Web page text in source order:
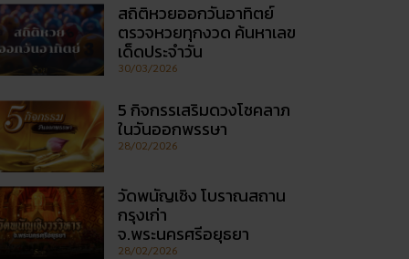
สถิติหวยออกวันอาทิตย์
ตรวจหวยทุกงวด ค้นหาเลข
เด็ดประจำวัน
30/03/2026
5 กิจกรรเสริมดวงโชคลาภ
ในวันออกพรรษา
28/02/2026
วัดพนัญเชิง โบราณสถาน
กรุงเก่า
จ.พระนครศรีอยุธยา
28/02/2026